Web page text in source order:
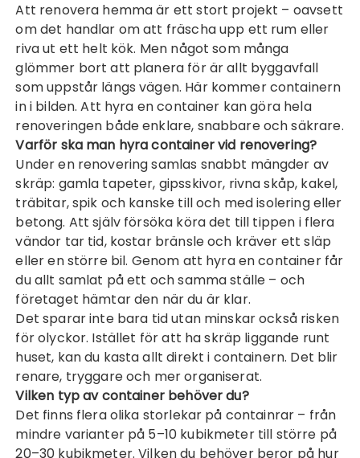
Att renovera hemma är ett stort projekt – oavsett
om det handlar om att fräscha upp ett rum eller
riva ut ett helt kök. Men något som många
glömmer bort att planera för är allt byggavfall
som uppstår längs vägen. Här kommer containern
in i bilden. Att hyra en container kan göra hela
renoveringen både enklare, snabbare och säkrare.
Varför ska man hyra container vid renovering?
Under en renovering samlas snabbt mängder av
skräp: gamla tapeter, gipsskivor, rivna skåp, kakel,
träbitar, spik och kanske till och med isolering eller
betong. Att själv försöka köra det till tippen i flera
vändor tar tid, kostar bränsle och kräver ett släp
eller en större bil. Genom att hyra en container får
du allt samlat på ett och samma ställe – och
företaget hämtar den när du är klar.
Det sparar inte bara tid utan minskar också risken
för olyckor. Istället för att ha skräp liggande runt
huset, kan du kasta allt direkt i containern. Det blir
renare, tryggare och mer organiserat.
Vilken typ av container behöver du?
Det finns flera olika storlekar på containrar – från
mindre varianter på 5–10 kubikmeter till större på
20–30 kubikmeter. Vilken du behöver beror på hur